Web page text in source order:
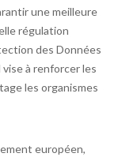
une meilleure
régulation
des Données
à renforcer les
les organismes
européen,